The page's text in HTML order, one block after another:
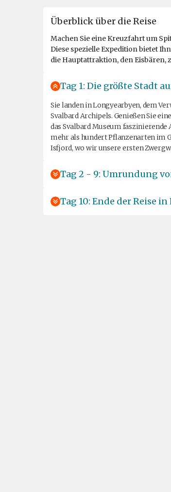
Überblick über die Reise
Machen Sie eine Kreuzfahrt um
Diese spezielle Expedition bietet
die Hauptattraktion, den Eisbären,
Tag 1: Die größte Stadt
Sie landen in Longyearbyen, dem
Svalbard Archipels. Genießen Sie
das Svalbard Museum
mehr als hundert Pflanzenarten im
Isfjord, wo wir unsere ersten
Tag 2 - 9: Umrundung
Tag 10: Ende der Reise